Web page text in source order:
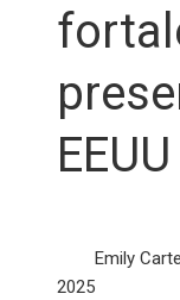
EEUU
Emily
2025